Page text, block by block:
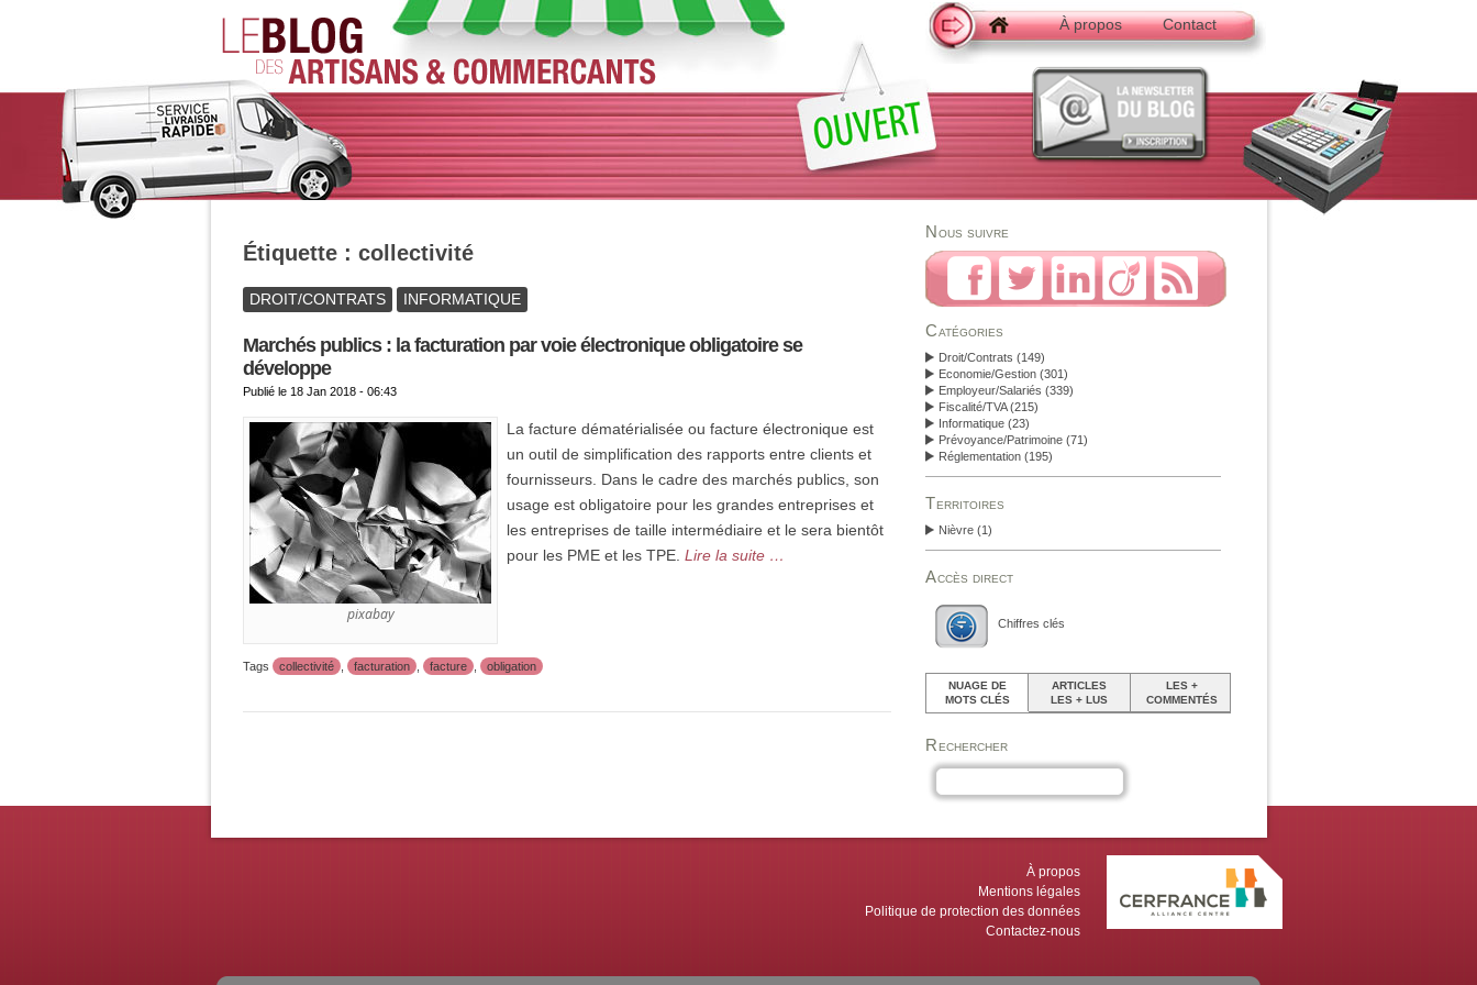
À propos Contact
Nous suivre
Catégories
Droit/Contrats (149)
Economie/Gestion (301)
Employeur/Salariés (339)
Fiscalité/TVA(215)
Informatique (23)
Prévoyance/Patrimoine (71)
Réglementation (195)
Territoires
Nièvre (1)
Accès direct
Chiffres clés
NUAGE DE
MOTS CLÉS
ARTICLES
LES + LUS
LES +
COMMENTÉS
Rechercher
Étiquette : collectivité
DROIT/CONTRATS INFORMATIQUE
Marchés publics : la facturation par voie électronique obligatoire se
développe
Publié le 18 Jan 2018 - 06:43
pixabay
La facture dématérialisée ou facture électronique est
un outil de simplification des rapports entre clients et
fournisseurs. Dans le cadre des marchés publics, son
usage est obligatoire pour les grandes entreprises et
les entreprises de taille intermédiaire et le sera bientôt
pour les PME et les TPE. Lire la suite …
Tags collectivité facturation facture obligation
À propos
Mentions légales
Politique de protection des données
Contactez-nous